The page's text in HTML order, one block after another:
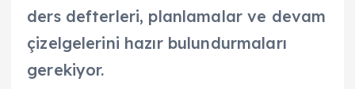
ders defterleri, planlamalar ve devam
çizelgelerini hazır bulundurmaları
gerekiyor.